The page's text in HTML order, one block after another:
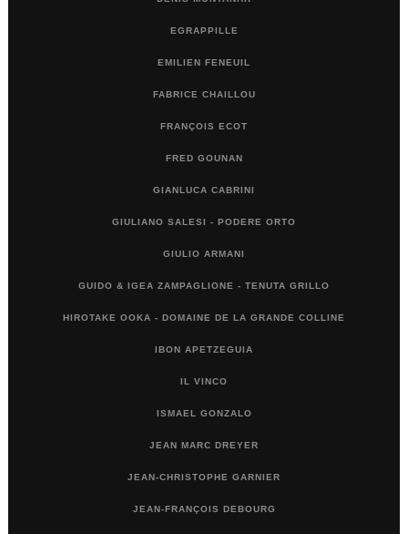
EGRAPPILLE
EMILIEN FENEUIL
FABRICE CHAILLOU
FRANÇOIS ECOT
FRED GOUNAN
GIANLUCA CABRINI
GIULIANO SALESI - PODERE ORTO
GIULIO ARMANI
GUIDO & IGEA ZAMPAGLIONE - TENUTA GRILLO
HIROTAKE OOKA - DOMAINE DE LA GRANDE COLLINE
IBON APETZEGUIA
IL VINCO
ISMAEL GONZALO
JEAN MARC DREYER
JEAN-CHRISTOPHE GARNIER
JEAN-FRANÇOIS DEBOURG